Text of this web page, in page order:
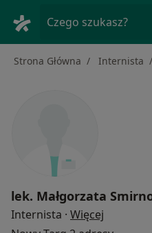
Czego szukasz?
Strona Główna Internista
lek. Małgorzata
Internista · Więcej